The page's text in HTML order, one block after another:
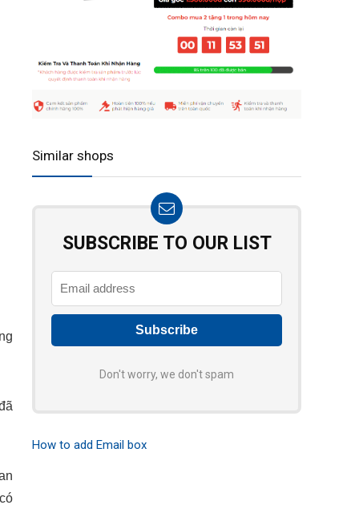
Similar shops
SUBSCRIBE TO OUR LIST
Don't worry, we don't spam
How to add Email box